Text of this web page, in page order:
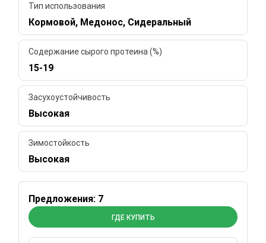
Тип использования
Кормовой, Медонос, Сидеральный
Содержание сырого протеина (%)
15-19
Засухоустойчивость
Высокая
Зимостойкость
Высокая
Предложения: 7
ГДЕ КУПИТЬ